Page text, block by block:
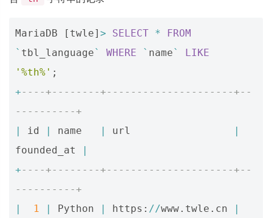
MariaDB [ twle] > SELECT *
FROM
` tbl_language` WHERE ` name`
LIKE
'%th%' ;
+ ----+--------+---------------------+--
----------+
|
id | name | url
|
founded_at
|
+ ----+--------+---------------------+--
----------+
|
1 | Python | https : //www. twle . cn
|